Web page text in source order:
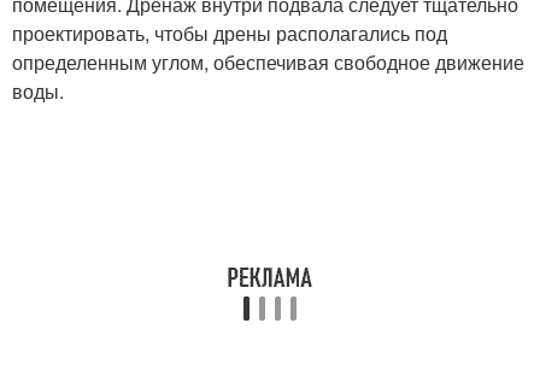
Системы в подземном
помещении
Системы с учетом
проектировать, чтобы дрены располагались под
определенным углом, обеспечивая свободное движение
воды.